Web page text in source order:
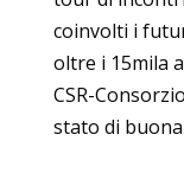
coinvolti i
oltre i 15mila
CSR-
stato di buona